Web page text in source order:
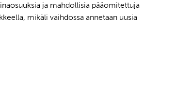
ja mahdollisia pääomitettuja
mikäli vaihdossa annetaan uusia